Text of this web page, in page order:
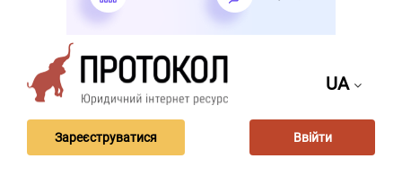
UA
Зареєструватися Ввійти